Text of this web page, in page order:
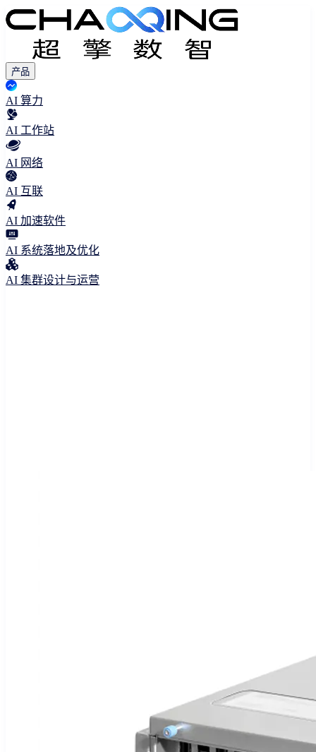
产品
AI 算力
AI 工作站
AI 网络
AI 互联
AI 加速软件
AI 系统落地及优化
AI 集群设计与运营